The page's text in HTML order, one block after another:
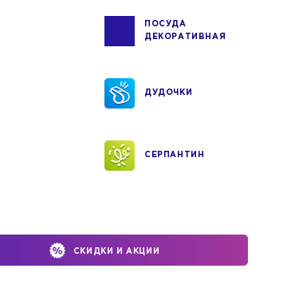
ПОСУДА
ДЕКОРАТИВНАЯ
ДУДОЧКИ
СЕРПАНТИН
СКИДКИ И АКЦИИ